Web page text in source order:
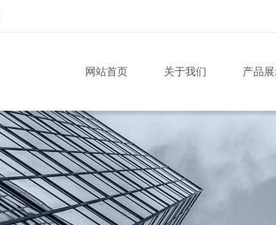
网站首页 关于我们 产品